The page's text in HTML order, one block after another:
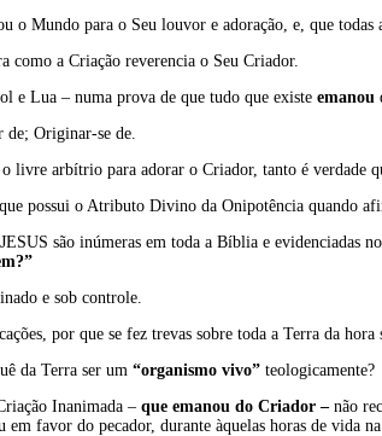
o Mundo para o Seu louvor e adoração, e, que todas
como a Criação reverencia o Seu Criador.
e Lua – numa prova de que tudo que existe emanou
de; Originar-se de.
livre arbítrio para adorar o Criador, tanto é verdade
que possui o Atributo Divino da Onipotência quando
são inúmeras em toda a Bíblia e evidenciadas
e sob controle.
por que se fez trevas sobre toda a Terra da
da Terra ser um “organismo vivo” teologicamente?
Inanimada – que emanou do Criador – não
em favor do pecador, durante àquelas horas de vida